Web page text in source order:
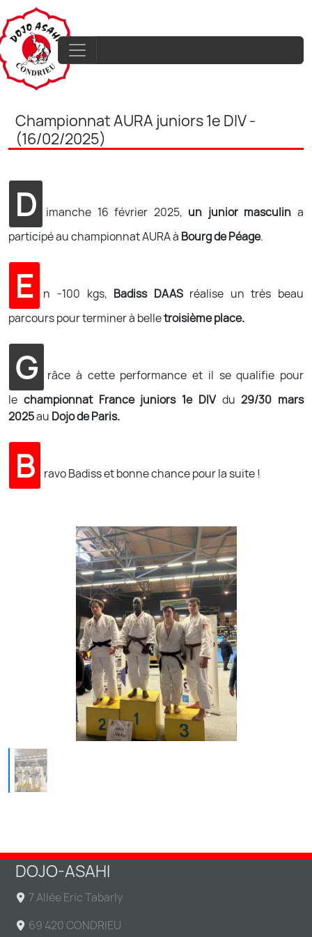
Championnat AURA juniors 1e DIV -
(16/02/2025)
D imanche 16 février 2025, un junior masculina
participé au championnat AURA à Bourg de Péage.
E n -100 kgs, Badiss DAAS réalise un très beau
parcours pour terminer à belletroisième place.
G
râce à cette performance et il se qualifie pour
le championnat France juniors 1e DIV du29/30 mars
2025au Dojo de Paris.
B ravo Badiss et bonne chance pour la suite !
DOJO-ASAHI
7 Allée Eric Tabarly
69 420 CONDRIEU